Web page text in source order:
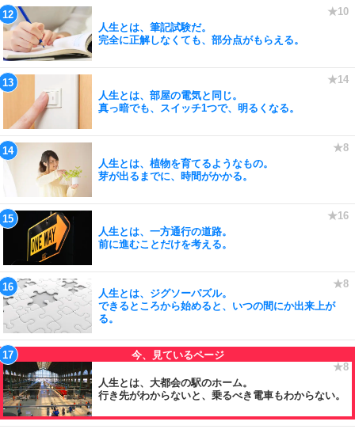
人生とは、筆記試験だ。
完全に正解しなくても、部分点がもらえる。
人生とは、部屋の電気と同じ。
真っ暗でも、スイッチ1つで、明るくなる。
人生とは、植物を育てるようなもの。
芽が出るまでに、時間がかかる。
人生とは、一方通行の道路。
前に進むことだけを考える。
人生とは、ジグソーパズル。
できるところから始めると、いつの間にか出来上が
る。
人生とは、大都会の駅のホーム。
行き先がわからないと、乗るべき電車もわからない。